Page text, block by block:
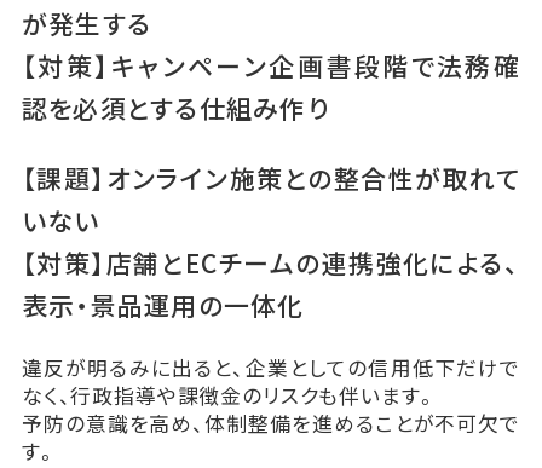
が発生する
【対策】キャンペーン企画書段階で法務確
認を必須とする仕組み作り
【課題】オンライン施策との整合性が取れて
いない
【対策】店舗とECチームの連携強化による、
表示・景品運用の一体化
違反が明るみに出ると、企業としての信用低下だけで
なく、行政指導や課徴金のリスクも伴います。
予防の意識を高め、体制整備を進めることが不可欠で
す。